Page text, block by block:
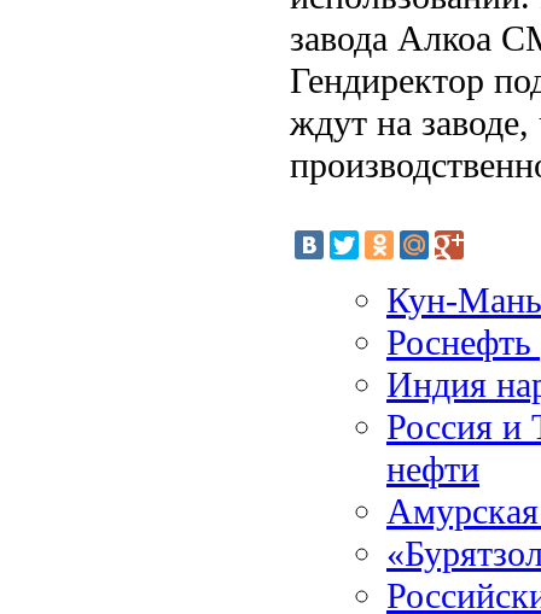
завода Алкоа
Гендиректор
ждут на
Кун-
Роснефть
Индия
Россия и
нефти